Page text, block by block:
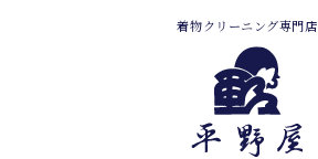
着物クリーニング専門店